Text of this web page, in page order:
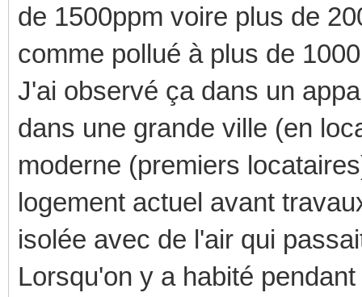
de 1500ppm voire plus de
comme pollué à plus de
J'ai observé ça dans un
dans une grande ville (en
moderne (premiers
logement actuel avant
isolée avec de l'air qui
Lorsqu'on y a habité